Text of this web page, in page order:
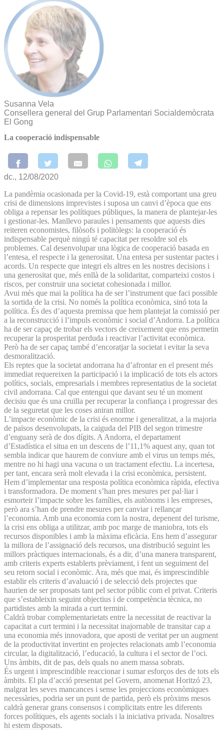
Susanna Vela
Consellera general del Grup Parlamentari Socialdemòcrata
El Gong
La cooperació indispensable
dc., 12/08/2020
La pandèmia ocasionada per la Covid-19, està comportant una greu
crisi de dimensions imprevistes i suposa un canvi d’època que ens
obliga a repensar les polítiques públiques, la manera de plantejar-les
i gestionar-les. Manllevo paraules i pensaments que aquests dies
reiteren economistes, filòsofs i politòlegs: la cooperació és
indispensable perquè ningú té capacitat per resoldre sol els
problemes. Cal desenvolupar una lògica de cooperació basada en
l’entesa, el respecte i la generositat. Una entesa per sustentar pactes i
acords. Un respecte que integri els altres en les nostres decisions i
una generositat que, més enllà de la solidaritat, comparteixi costos i
riscos, per construir una societat cohesionada i millor.
Avui més que mai la política ha de ser l’instrument que faci possible
la sortida de la crisi. No només la política econòmica, sinó tota la
política. És des d’aquesta premissa que hem plantejat la comissió per
a la reconstrucció i l’impuls econòmic i social d’Andorra. La política
ha de ser capaç de trobar els vectors de creixement que ens permetin
recuperar la prosperitat perduda i reactivar l’activitat econòmica.
Però ha de ser capaç també d’encoratjar la societat i evitar la seva
desmoralització.
Els reptes que la societat andorrana ha d’afrontar en el present més
immediat requereixen la participació i la implicació de tots els actors
polítics, socials, empresarials i membres representatius de la societat
civil andorrana. Cal que entengui que davant seu té un moment
decisiu que és una cruïlla per recuperar la confiança i progressar des
de la seguretat que les coses aniran millor.
L’impacte econòmic de la crisi és enorme i generalitzat, a la majoria
de països desenvolupats, la caiguda del PIB del segon trimestre
d’enguany serà de dos dígits. A Andorra, el departament
d’Estadística el situa en un descens de l’11,1% aquest any, quan tot
sembla indicar que haurem de conviure amb el virus un temps més,
mentre no hi hagi una vacuna o un tractament efectiu. La incertesa,
per tant, encara serà molt elevada i la crisi econòmica, persistent.
Hem d’implementar una resposta política econòmica ràpida, efectiva
i transformadora. De moment s’han pres mesures per pal·liar i
esmorteir l’impacte sobre les famílies, els autònoms i les empreses,
però ara s’han de prendre mesures per canviar i rellançar
l’economia. Amb una economia com la nostra, depenent del turisme,
la crisi ens obliga a utilitzar, amb poc marge de maniobra, tots els
recursos disponibles i amb la màxima eficàcia. Ens hem d’assegurar
la millora de l’assignació dels recursos, una distribució seguint les
millors pràctiques internacionals, és a dir, d’una manera transparent,
amb criteris experts establerts prèviament, i fent un seguiment del
seu retorn social i econòmic. Ara, més que mai, és imprescindible
establir els criteris d’avaluació i de selecció dels projectes que
haurien de ser proposats tant pel sector públic com el privat. Criteris
que s’estableixin seguint objectius i de competència tècnica, no
partidistes amb la mirada a curt termini.
Caldrà trobar complementarietats entre la necessitat de reactivar la
capacitat a curt termini i la necessitat inajornable de transitar cap a
una economia més innovadora, que aposti de veritat per un augment
de la productivitat invertint en projectes relacionats amb l’economia
circular, la digitalització, l’educació, la cultura i el sector de l’oci.
Uns àmbits, dit de pas, dels quals no anem massa sobrats.
És urgent i imprescindible reaccionar i sumar esforços des de tots els
àmbits. El pla d’acció presentat pel Govern, anomenat Horitzó 23,
malgrat les seves mancances i sense les projeccions econòmiques
necessàries, podria ser un punt de partida, però els pròxims mesos
caldrà generar grans consensos i complicitats entre les diferents
forces polítiques, els agents socials i la iniciativa privada. Nosaltres
hi estem disposats.